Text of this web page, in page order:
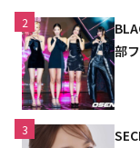
2
部
3